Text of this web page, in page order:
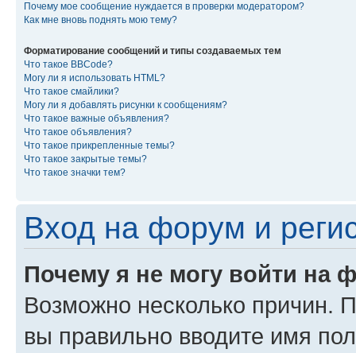
Почему мое сообщение нуждается в проверки модератором?
Как мне вновь поднять мою тему?
Форматирование сообщений и типы создаваемых тем
Что такое BBCode?
Могу ли я использовать HTML?
Что такое смайлики?
Могу ли я добавлять рисунки к сообщениям?
Что такое важные объявления?
Что такое объявления?
Что такое прикрепленные темы?
Что такое закрытые темы?
Что такое значки тем?
Вход на форум и
Почему я не могу войти на
Возможно несколько причин.
вы правильно вводите имя